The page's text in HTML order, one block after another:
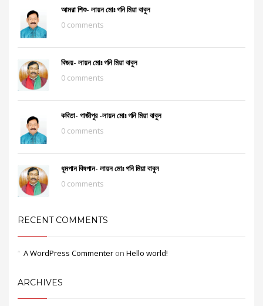
আমরা শিশু- লায়ন মোঃ গনি মিয়া বাবুল
0 comments
বিজয়- লায়ন মোঃ গনি মিয়া বাবুল
0 comments
কবিতা- গাজীপুর -লায়ন মোঃ গনি মিয়া বাবুল
0 comments
ধূমপান বিষপান- লায়ন মোঃ গনি মিয়া বাবুল
0 comments
RECENT COMMENTS
A WordPress Commenter on Hello world!
ARCHIVES